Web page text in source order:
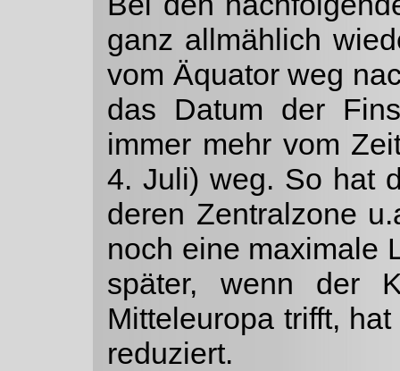
ganz allmählich
vom Äquator weg
das Datum der
immer mehr vom
4. Juli) weg. So hat
deren Zentralzone
noch eine maximale
später, wenn der
Mitteleuropa trifft,
reduziert.